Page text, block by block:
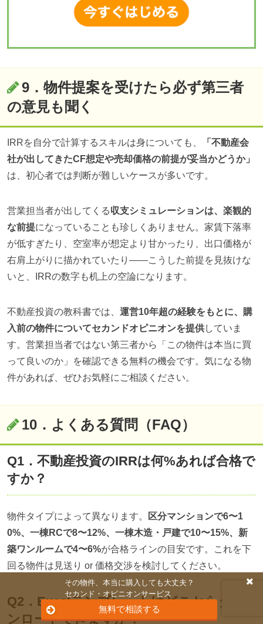
9．物件提案を受けたら必ず第三者
の意見も聞く
IRRを自分で計算するスキルは身についても、
「不動産会
社が出してきたCF想定や売却価格の前提が妥当かどうか」
は、初心者では判断が難しいケースが多いです。
営業担当者が出してくる収支シミュレーションは、楽観的
な前提になっていることも珍しくありません。家賃下落率
が低すぎたり、空室率が想定より甘かったり、出口価格が
右肩上がりに描かれていたり——こうした前提を見抜けな
いと、IRRの数字も机上の空論になります。
不動産投資の教科書では、 運営10年超の経験をもとに、購
入前の物件についてセカンドオピニオンを提供していま
す。営業担当者ではない第三者から「この物件は本当に買
って良いのか」を確認できる無料の機会です。気になる物
件があれば、ぜひお気軽にご相談ください。
10．よくある質問（FAQ）
Q1．不動産投資のIRRは何%あれば合格で
すか？
物件タイプによって異なります。
区分マンションで6〜1
0%、一棟RCで8〜12%、一棟木造・戸建で10〜15%、新
築ワンルームで4〜6%が合格ラインの目安です。これを下
回る物件は見送り or 価格交渉を検討してください。
Q2．Excelテンプレートはどこからダウ
ンロードできますか？
その物件、本当に購入しても大丈夫？
セカンド・オピニオンサービス
無料で相談する